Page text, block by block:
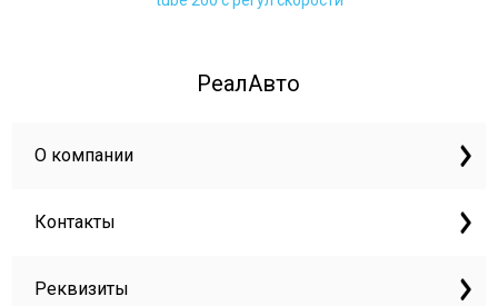
РеалАвто
О компании
Контакты
Реквизиты